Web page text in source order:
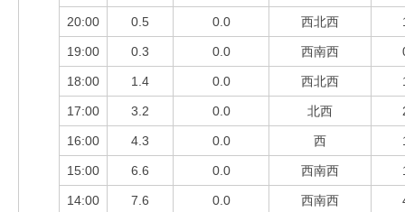
20:00 0.5 0.0 西北西
19:00 0.3 0.0 西南西
18:00 1.4 0.0 西北西
17:00 3.2 0.0 北西
16:00 4.3 0.0 西
15:00 6.6 0.0 西南西
14:00 7.6 0.0 西南西